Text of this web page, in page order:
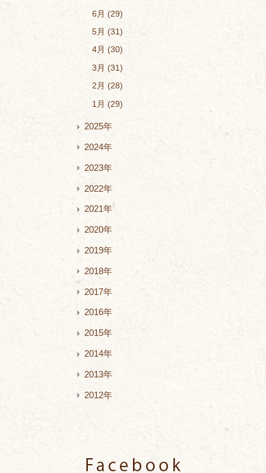
6月
29
5月
31
4月
30
3月
31
2月
28
1月
29
2025年
2024年
2023年
2022年
2021年
2020年
2019年
2018年
2017年
2016年
2015年
2014年
2013年
2012年